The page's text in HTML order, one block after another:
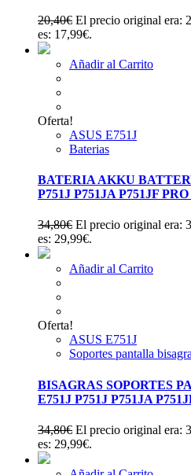
20,40€ El precio original era:
es: 17,99€.
Añadir al Carrito
Oferta!
ASUS E751J
Baterias
BATERIA AKKU
P751J P751JA P751JF PRO
34,80€ El precio original era:
es: 29,99€.
Añadir al Carrito
Oferta!
ASUS E751J
Soportes pantalla
BISAGRAS SOPORTES
E751J P751J P751JA
34,80€ El precio original era:
es: 29,99€.